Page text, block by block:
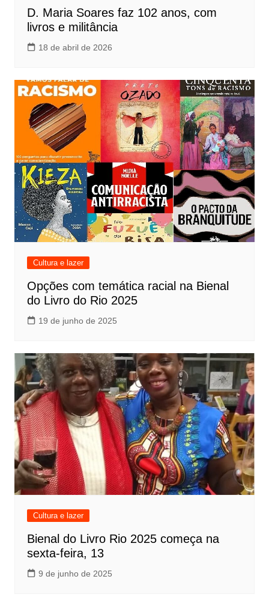
D. Maria Soares faz 102 anos, com
livros e militância
18 de abril de 2026
Cultura e lazer
Opções com temática racial na Bienal
do Livro do Rio 2025
19 de junho de 2025
Cultura e lazer
Bienal do Livro Rio 2025 começa na
sexta-feira, 13
9 de junho de 2025